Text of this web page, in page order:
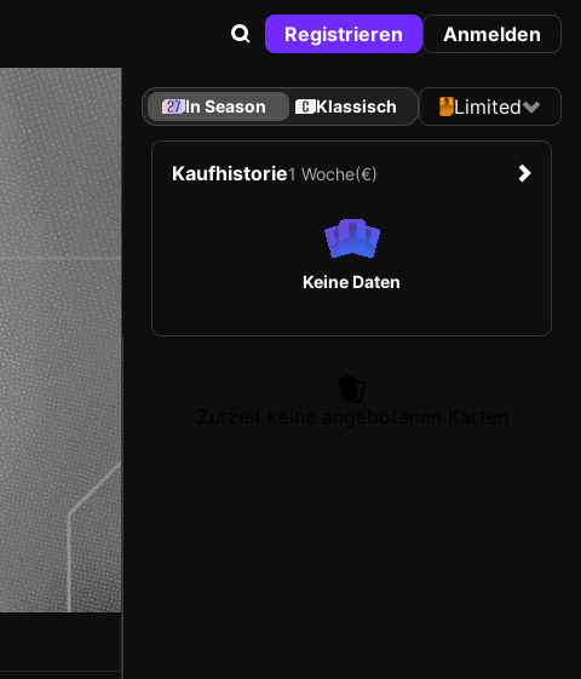
Registrieren Anmelden
In Season Klassisch Limited
Kaufhistorie1 Woche(€)
Keine Daten